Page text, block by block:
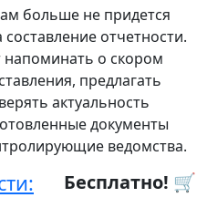
больше не придется
отчетности.
напоминать о скором
предлагать
актуальность
документы
ведомства.
Бесплатно! 🛒